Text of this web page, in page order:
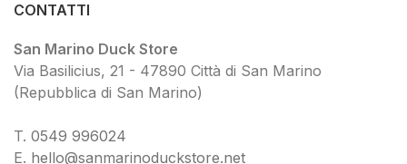
CONTATTI
San Marino Duck Store
Via Basilicius, 21 - 47890 Città di San Marino
(Repubblica di San Marino)
T. 0549 996024
E. hello@sanmarinoduckstore.net